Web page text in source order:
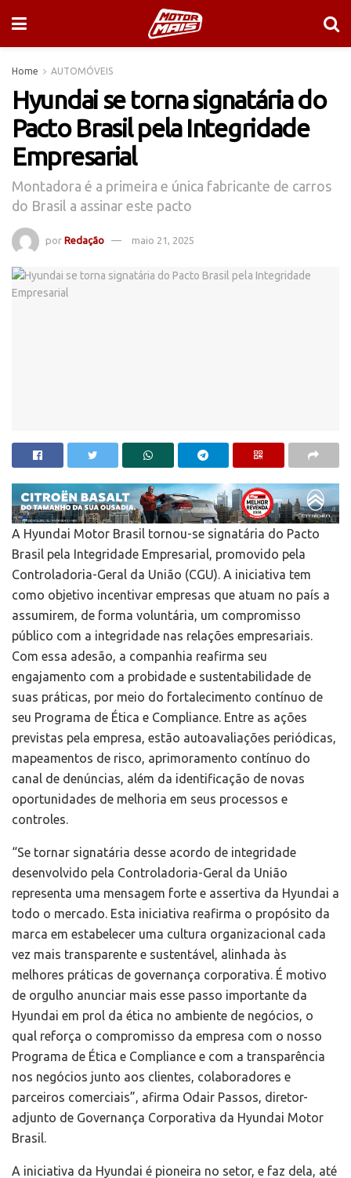
Home AUTOMÓVEIS
Hyundai se torna signatária do
Pacto Brasil pela Integridade
Empresarial
Montadora é a primeira e única fabricante de carros
do Brasil a assinar este pacto
por Redação maio 21, 2025
A Hyundai Motor Brasil tornou-se signatária do Pacto
Brasil pela Integridade Empresarial, promovido pela
Controladoria-Geral da União (CGU). A iniciativa tem
como objetivo incentivar empresas que atuam no país a
assumirem, de forma voluntária, um compromisso
público com a integridade nas relações empresariais.
Com essa adesão, a companhia reafirma seu
engajamento com a probidade e sustentabilidade de
suas práticas, por meio do fortalecimento contínuo de
seu Programa de Ética e Compliance. Entre as ações
previstas pela empresa, estão autoavaliações periódicas,
mapeamentos de risco, aprimoramento contínuo do
canal de denúncias, além da identificação de novas
oportunidades de melhoria em seus processos e
controles.
“Se tornar signatária desse acordo de integridade
desenvolvido pela Controladoria-Geral da União
representa uma mensagem forte e assertiva da Hyundai a
todo o mercado. Esta iniciativa reafirma o propósito da
marca em estabelecer uma cultura organizacional cada
vez mais transparente e sustentável, alinhada às
melhores práticas de governança corporativa. É motivo
de orgulho anunciar mais esse passo importante da
Hyundai em prol da ética no ambiente de negócios, o
qual reforça o compromisso da empresa com o nosso
Programa de Ética e Compliance e com a transparência
nos negócios junto aos clientes, colaboradores e
parceiros comerciais”, afirma Odair Passos, diretor-
adjunto de Governança Corporativa da Hyundai Motor
Brasil.
A iniciativa da Hyundai é pioneira no setor, e faz dela, até